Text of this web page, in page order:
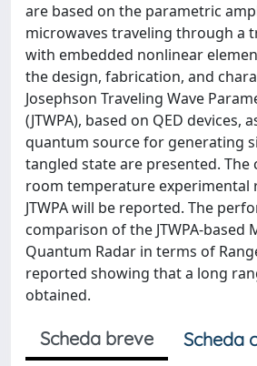
are based on the parametric
microwaves traveling through a
with embedded nonlinear
the design, fabrication, and
Josephson Traveling Wave
(JTWPA), based on QED devices,
quantum source for generating
tangled state are presented. The
room temperature experimental
JTWPA will be reported. The
comparison of the JTWPA-based
Quantum Radar in terms of
reported showing that a long
obtained.
Scheda breve
Scheda